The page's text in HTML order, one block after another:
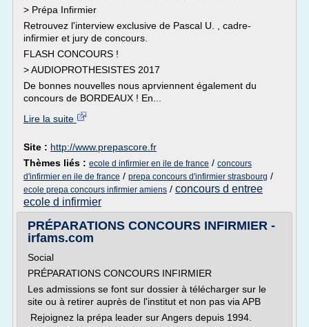
> Prépa Infirmier
Retrouvez l'interview exclusive de Pascal U. , cadre-
infirmier et jury de concours.
FLASH CONCOURS !
> AUDIOPROTHESISTES 2017
De bonnes nouvelles nous aprviennent également du
concours de BORDEAUX ! En...
Lire la suite
Site : http://www.prepascore.fr
Thèmes liés : ecole d infirmier en ile de france / concours
d'infirmier en ile de france / prepa concours d'infirmier strasbourg /
ecole prepa concours infirmier amiens / concours d entree
ecole d infirmier
PRÉPARATIONS CONCOURS INFIRMIER -
irfams.com
Social
PRÉPARATIONS CONCOURS INFIRMIER
Les admissions se font sur dossier à télécharger sur le
site ou à retirer auprès de l'institut et non pas via APB
Rejoignez la prépa leader sur Angers depuis 1994.